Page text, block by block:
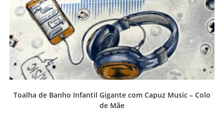
Toalha de Banho Infantil Gigante com Capuz Music – Colo
de Mãe